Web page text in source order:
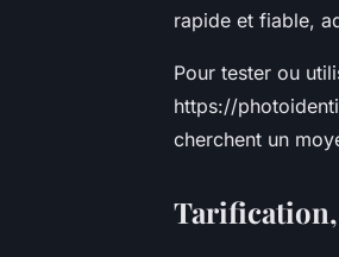
rapide et fiable,
Pour tester ou
https://
cherchent un
Tarification,